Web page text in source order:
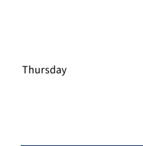
Thursday